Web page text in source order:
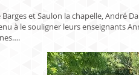
Barges et Saulon la chapelle, André
à le souligner leurs enseignants